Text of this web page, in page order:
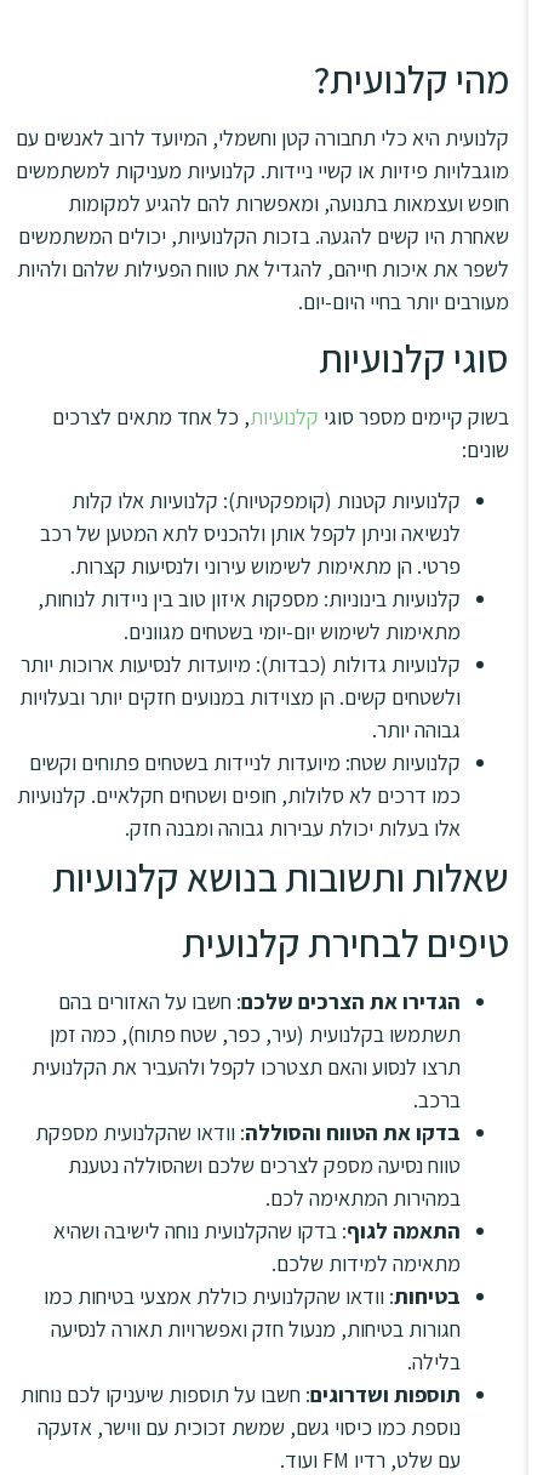
האפשרויות
הצהרת נגישות
מהי קלנועית?
קלנועית היא כלי תחבורה קטן וחשמלי, המיועד לרוב לאנשים עם
מוגבלויות פיזיות או קשיי ניידות. קלנועיות מעניקות למשתמשים
חופש ועצמאות בתנועה, ומאפשרות להם להגיע למקומות
שאחרת היו קשים להגעה. בזכות הקלנועיות, יכולים המשתמשים
לשפר את איכות חייהם, להגדיל את טווח הפעילות שלהם ולהיות
מעורבים יותר בחיי היום-יום.
סוגי קלנועיות
בשוק קיימים מספר סוגיקלנועיות, כל אחד מתאים לצרכים
שונים:
קלנועיות קטנות (קומפקטיות): קלנועיות אלו קלות
לנשיאה וניתן לקפל אותן ולהכניס לתא המטען של רכב
פרטי. הן מתאימות לשימוש עירוני ולנסיעות קצרות.
קלנועיות בינוניות: מספקות איזון טוב בין ניידות לנוחות,
מתאימות לשימוש יום-יומי בשטחים מגוונים.
קלנועיות גדולות (כבדות): מיועדות לנסיעות ארוכות יותר
ולשטחים קשים. הן מצוידות במנועים חזקים יותר ובעלויות
גבוהה יותר.
קלנועיות שטח: מיועדות לניידות בשטחים פתוחים וקשים
כמו דרכים לא סלולות, חופים ושטחים חקלאיים. קלנועיות
אלו בעלות יכולת עבירות גבוהה ומבנה חזק.
שאלות ותשובות בנושא קלנועיות
טיפים לבחירת קלנועית
הגדירו את הצרכים שלכם: חשבו על האזורים בהם
תשתמשו בקלנועית (עיר, כפר, שטח פתוח), כמה זמן
תרצו לנסוע והאם תצטרכו לקפל ולהעביר את הקלנועית
ברכב.
בדקו את הטווח והסוללה: וודאו שהקלנועית מספקת
טווח נסיעה מספק לצרכים שלכם ושהסוללה נטענת
במהירות המתאימה לכם.
התאמה לגוף: בדקו שהקלנועית נוחה לישיבה ושהיא
מתאימה למידות שלכם.
בטיחות: וודאו שהקלנועית כוללת אמצעי בטיחות כמו
חגורות בטיחות, מנעול חזק ואפשרויות תאורה לנסיעה
בלילה.
תוספות ושדרוגים: חשבו על תוספות שיעניקו לכם נוחות
נוספת כמו כיסוי גשם, שמשת זכוכית עם ווישר, אזעקה
עם שלט, רדיו FM ועוד.